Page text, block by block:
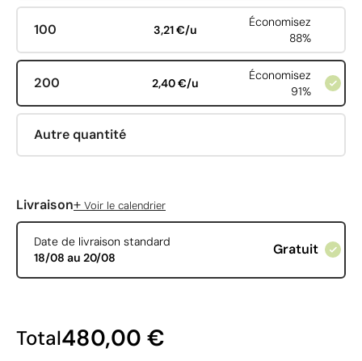
100 3,21 €/u
Économisez
88%
200 2,40 €/u
Économisez
91%
Autre quantité
Livraison+ Voir le calendrier
Date de livraison standard
18/08 au 20/08
Gratuit
Total480,00 €